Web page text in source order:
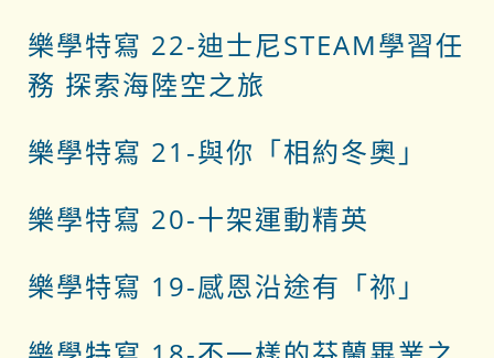
樂學特寫 22-迪士尼STEAM學習任
務 探索海陸空之旅
樂學特寫 21-與你「相約冬奧」
樂學特寫 20-十架運動精英
樂學特寫 19-感恩沿途有「祢」